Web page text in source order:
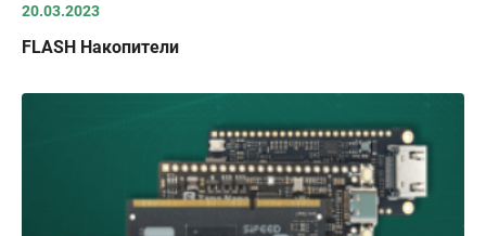
20.03.2023
FLASH Накопители